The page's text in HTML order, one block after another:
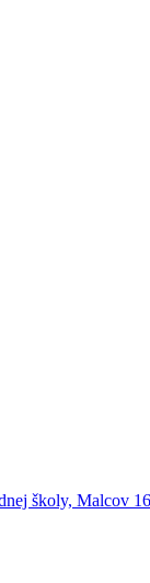
školy, Malcov 16